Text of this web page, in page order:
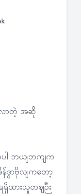
လာတဲ့ အဆို
ာပါ ဘယျဘကျက
ဒွာဗိုလျကတော့
ရရှိထားသူတဈဉီး